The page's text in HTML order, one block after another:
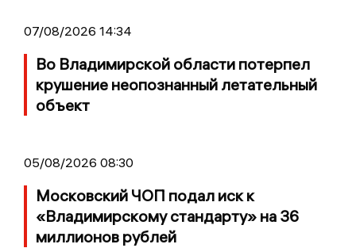
07/08/2026 14:34
Во Владимирской области потерпел
крушение неопознанный летательный
объект
05/08/2026 08:30
Московский ЧОП подал иск к
«Владимирскому стандарту» на 36
миллионов рублей